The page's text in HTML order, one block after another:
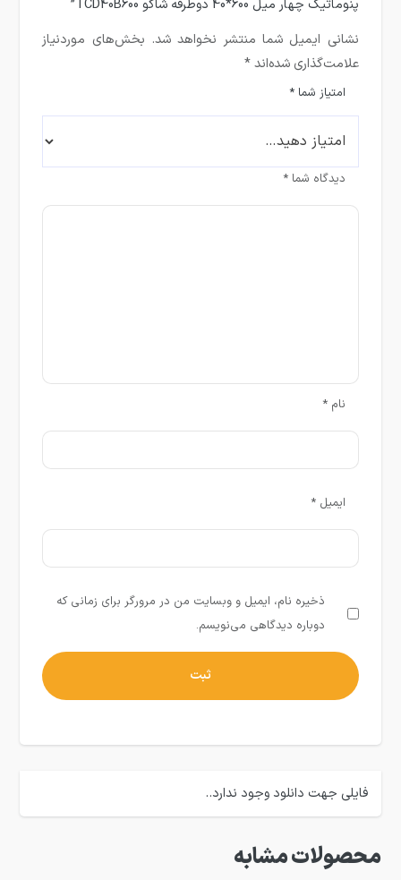
پنوماتیک چهار میل 600*40 دوطرفه شاکو TCD40B600”
نشانی ایمیل شما منتشر نخواهد شد. بخش‌های موردنیاز
علامت‌گذاری شده‌اند*
امتیاز شما*
دیدگاه شما*
نام*
ایمیل*
ذخیره نام، ایمیل و وبسایت من در مرورگر برای زمانی که
دوباره دیدگاهی می‌نویسم.
فایلی جهت دانلود وجود ندارد..
محصولات مشابه